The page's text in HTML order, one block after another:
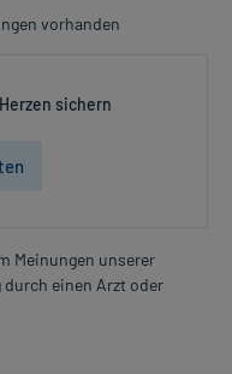
vorhanden
sichern
Meinungen unserer
einen Arzt oder